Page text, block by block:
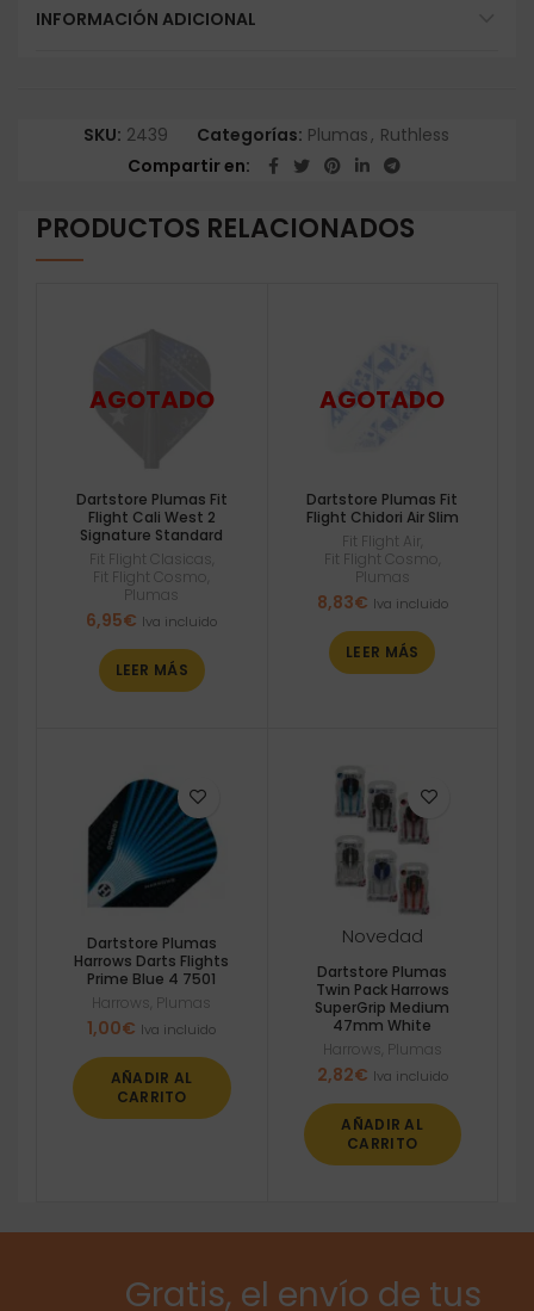
INFORMACIÓN ADICIONAL
SKU: 2439 Categorías: Plumas, Ruthless
Compartir en
PRODUCTOS RELACIONADOS
Dartstore Plumas Fit
Flight Cali West 2
Signature Standard
Fit Flight Clasicas
Fit Flight Cosmo
Plumas
6,95€ Iva incluido
LEER MÁS
Dartstore Plumas Fit
Flight Chidori Air Slim
Fit Flight Air
Fit Flight Cosmo
Plumas
8,83€ Iva incluido
LEER MÁS
Dartstore Plumas
Harrows Darts Flights
Prime Blue 4 7501
Harrows Plumas
1,00€ Iva incluido
AÑADIR AL
CARRITO
Novedad
Dartstore Plumas
Twin Pack Harrows
SuperGrip Medium
47mm White
Harrows Plumas
2,82€ Iva incluido
AÑADIR AL
CARRITO
Gratis, el envío de tus